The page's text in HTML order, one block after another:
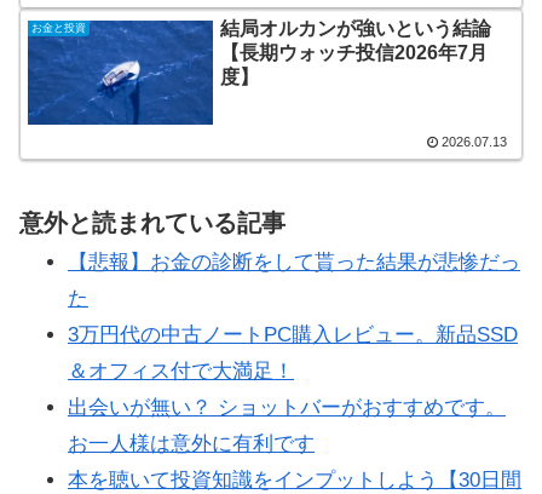
お金と投資
結局オルカンが強いという結論
【長期ウォッチ投信2026年7月
度】
2026.07.13
意外と読まれている記事
【悲報】お金の診断をして貰った結果が悲惨だっ
た
3万円代の中古ノートPC購入レビュー。新品SSD
＆オフィス付で大満足！
出会いが無い？ ショットバーがおすすめです。
お一人様は意外に有利です
本を聴いて投資知識をインプットしよう【30日間